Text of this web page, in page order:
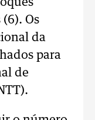
Os
da
para
de